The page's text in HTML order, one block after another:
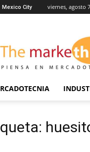
Mexico City viernes, agosto